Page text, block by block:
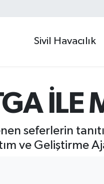
Sivil Havacılık
İLE
seferlerin
ve Geliştirme